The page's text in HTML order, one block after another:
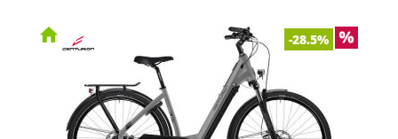
-28.5%